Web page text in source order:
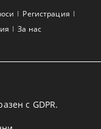
Регистрация
За нас
с GDPR.